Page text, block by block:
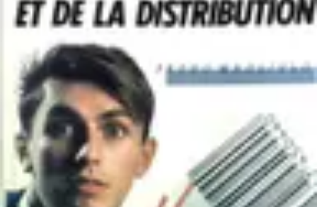
Sport Distribution
Stratégies de distributionLogistique et Chaîne
Réseau
Sport Distribution